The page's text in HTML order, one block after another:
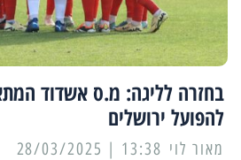
בחזרה לליגה: מ.ס אשדוד
להפועל ירושלים
מאור לוי 13:38 | 28/03/2025